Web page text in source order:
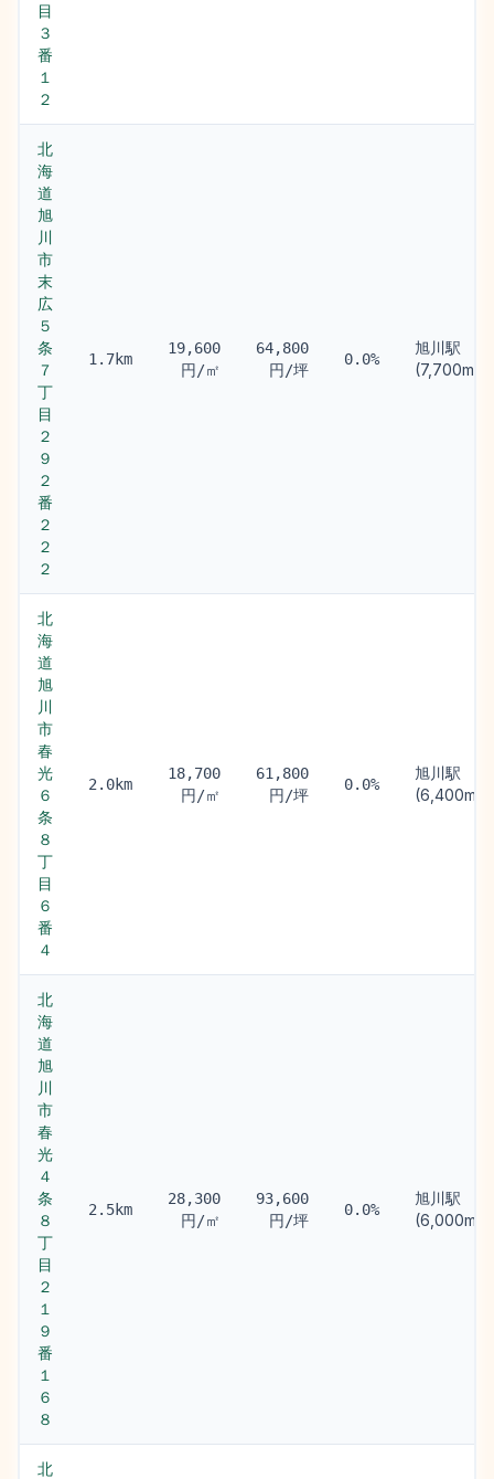
目
３
番
１
２
北
海
道
旭
川
市
末
広
５
条
７
丁
目
２
９
２
番
２
２
２
1.7km
19,600
円/㎡
64,800
円/坪
0.0%
旭川駅
(7,700m)
北
海
道
旭
川
市
春
光
６
条
８
丁
目
６
番
４
2.0km
18,700
円/㎡
61,800
円/坪
0.0%
旭川駅
(6,400m)
北
海
道
旭
川
市
春
光
４
条
８
丁
目
２
１
９
番
１
６
８
2.5km
28,300
円/㎡
93,600
円/坪
0.0%
旭川駅
(6,000m)
北